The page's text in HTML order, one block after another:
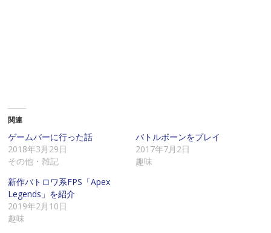
関連
ゲームバーに行った話
2018年3月29日
その他・雑記
バトルボーンをプレイ
2017年7月2日
趣味
新作バトロワ系FPS「Apex
Legends」を紹介
2019年2月10日
趣味